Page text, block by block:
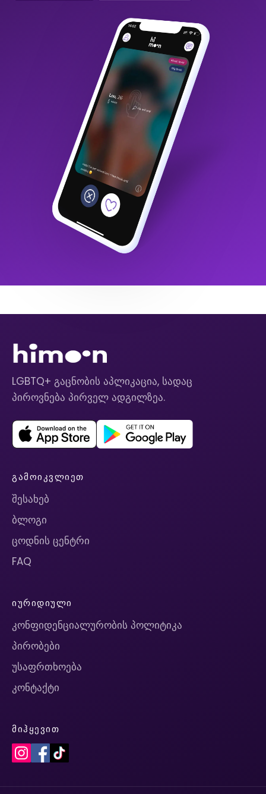
LGBTQ+ გაცნობის აპლიკაცია, სადაც
პიროვნება პირველ ადგილზეა.
ᲒᲐᲛᲝᲘᲙᲕᲚᲘᲔᲗ
შესახებ
ბლოგი
ცოდნის ცენტრი
FAQ
ᲘᲣᲠᲘᲓᲘᲣᲚᲘ
კონფიდენციალურობის პოლიტიკა
პირობები
უსაფრთხოება
კონტაქტი
ᲛᲘᲰᲧᲔᲕᲘᲗ